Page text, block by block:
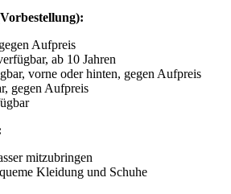
Aufpreis
ab 10 Jahren
vorne oder hinten, gegen Aufpreis
gegen Aufpreis
mitzubringen
Kleidung und Schuhe